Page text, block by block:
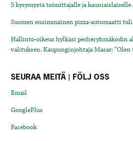
5 kysymystä toimittajalle ja
Suomen ensimmäinen pizza-automaatti
Hallinto-oikeus hylkäsi perheryhmäkodin
valituksen. Kaupunginjohtaja Masar: “Olen
SEURAA MEITÄ | FÖLJ OSS
Email
GooglePlus
Facebook